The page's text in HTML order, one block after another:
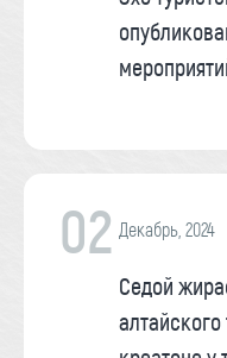
02 Декабрь, 2024
Седой